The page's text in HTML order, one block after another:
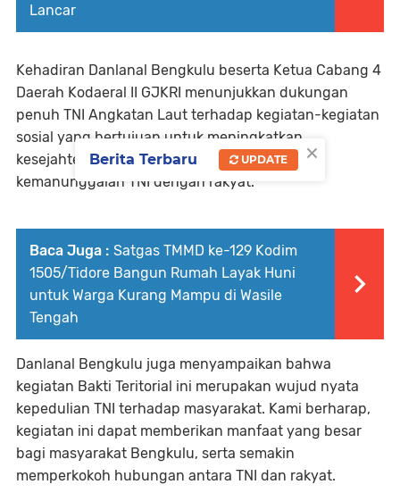
Lancar
Kehadiran Danlanal Bengkulu beserta Ketua Cabang 4
Daerah Kodaeral II GJKRI menunjukkan dukungan
penuh TNI Angkatan Laut terhadap kegiatan-kegiatan
sosial yang bertujuan untuk meningkatkan
kesejahteraan masyarakat dan mempererat
kemanunggalan TNI dengan rakyat.
Baca Juga : Satgas TMMD ke-129 Kodim
1505/Tidore Bangun Rumah Layak Huni
untuk Warga Kurang Mampu di Wasile
Tengah
Danlanal Bengkulu juga menyampaikan bahwa
kegiatan Bakti Teritorial ini merupakan wujud nyata
kepedulian TNI terhadap masyarakat. Kami berharap,
kegiatan ini dapat memberikan manfaat yang besar
bagi masyarakat Bengkulu, serta semakin
memperkokoh hubungan antara TNI dan rakyat.
×
Berita Terbaru UPDATE